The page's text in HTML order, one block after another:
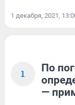
1 декабря, 2021,
1
По
—